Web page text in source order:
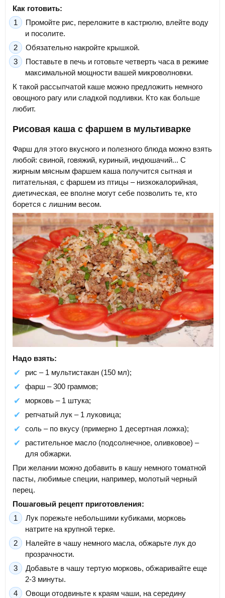
Как готовить:
Промойте рис, переложите в кастрюлю, влейте воду
и посолите.
Обязательно накройте крышкой.
Поставьте в печь и готовьте четверть часа в режиме
максимальной мощности вашей микроволновки.
К такой рассыпчатой каше можно предложить немного
овощного рагу или сладкой подливки. Кто как больше
любит.
Рисовая каша с фаршем в мультиварке
Фарш для этого вкусного и полезного блюда можно взять
любой: свиной, говяжий, куриный, индюшачий... С
жирным мясным фаршем каша получится сытная и
питательная, с фаршем из птицы – низкокалорийная,
диетическая, ее вполне могут себе позволить те, кто
борется с лишним весом.
Надо взять:
рис – 1 мультистакан (150 мл);
фарш – 300 граммов;
морковь – 1 штука;
репчатый лук – 1 луковица;
соль – по вкусу (примерно 1 десертная ложка);
растительное масло (подсолнечное, оливковое) –
для обжарки.
При желании можно добавить в кашу немного томатной
пасты, любимые специи, например, молотый черный
перец.
Пошаговый рецепт приготовления:
Лук порежьте небольшими кубиками, морковь
натрите на крупной терке.
Налейте в чашу немного масла, обжарьте лук до
прозрачности.
Добавьте в чашу тертую морковь, обжаривайте еще
2-3 минуты.
Овощи отодвиньте к краям чаши, на середину